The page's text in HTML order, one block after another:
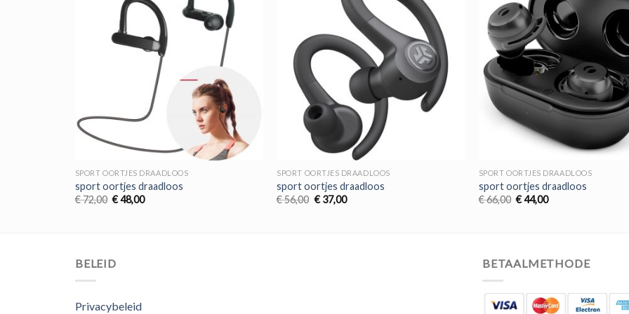
SPORT OORTJES DRAADLOOS
sport oortjes draadloos
€72,00 Oorspronkelijke
€48,00Huidige
SPORT OORTJES DRAADLOOS
sport oortjes draadloos
€56,00 Oorspronkelijke
€37,00Huidige
SPORT OORTJES DRAADLOOS
sport oortjes draadloos
€66,00 Oorspronkelijke
€44,00Huidige
BELEID
Privacybeleid
BETAALMETHODE